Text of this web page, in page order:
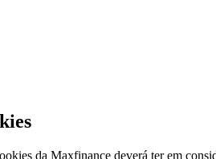
da Maxfinance deverá ter em